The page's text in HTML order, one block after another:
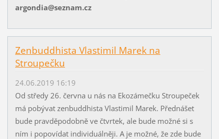
argondia@seznam.cz
Zenbuddhista Vlastimil Marek na
Stroupečku
24.06.2019 16:19
Od středy 26. června u nás na Ekozámečku Stroupeček
má pobývat zenbuddhista Vlastimil Marek. Přednášet
bude pravděpodobně ve čtvrtek, ale bude možné si s
ním i popovídat individuálněji. A je možné, že zde bude